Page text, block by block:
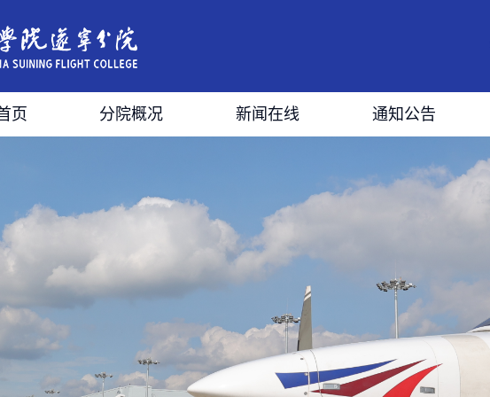
页 分院概况 新闻在线 通知公告